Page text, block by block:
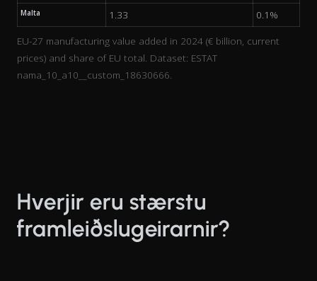
EU-27 manufacturing value added in 2024 (€ billion, current
prices) and share of EU total. Dataset: ESTAT
nama_10_a10__custom_18630666.
Malta 1.33 0.1%
Hverjir eru stærstu
framleiðslugeirarnir?